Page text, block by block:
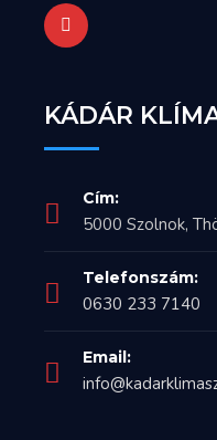
KÁDÁR
Cím:
5000 Szolnok,
Telefonszám:
0630 233 7140
Email: